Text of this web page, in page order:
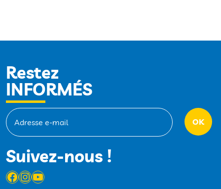
Restez
INFORMÉS
Suivez-nous !
Facebook
Instagram
YouTube